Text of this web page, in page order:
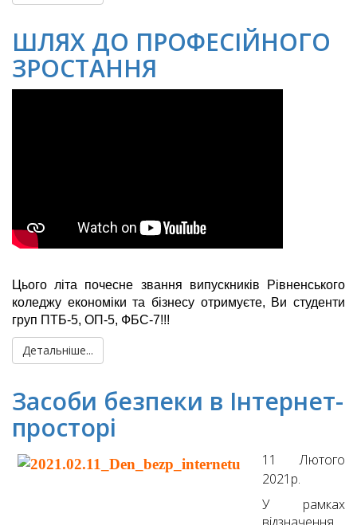
ШЛЯХ ДО ПРОФЕСІЙНОГО
ЗРОСТАННЯ
Цього літа почесне звання випускників Рівненського
коледжу економіки та бізнесу отримуєте, Ви студенти
груп ПТБ-5, ОП-5, ФБС-7!!!
Детальніше...
Засоби безпеки в Інтернет-
просторі
11 Лютого
2021р.
У рамках